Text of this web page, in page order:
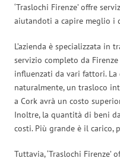
‘Traslochi Firenze’ offre
aiutandoti a capire meglio i
L’azienda è specializzata in
servizio completo da
influenzati da vari fattori.
naturalmente, un trasloco
a Cork avrà un costo
Inoltre, la quantità di beni
costi. Più grande è il carico,
Tuttavia, ‘Traslochi